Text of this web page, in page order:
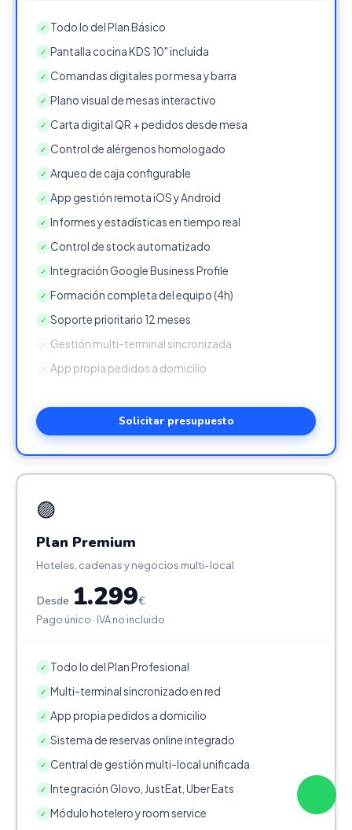
✓ Todo lo del Plan Básico
✓ Pantalla cocina KDS 10" incluida
✓ Comandas digitales por mesa y barra
✓ Plano visual de mesas interactivo
✓ Carta digital QR + pedidos desde mesa
✓ Control de alérgenos homologado
✓ Arqueo de caja configurable
✓ App gestión remota iOS y Android
✓ Informes y estadísticas en tiempo real
✓ Control de stock automatizado
✓ Integración Google Business Profile
✓ Formación completa del equipo (4h)
✓ Soporte prioritario 12 meses
Gestión multi-terminal sincronizada
App propia pedidos a domicilio
Solicitar presupuesto
🟣
Plan Premium
Hoteles, cadenas y negocios multi-local
Desde 1.299€
Pago único · IVA no incluido
✓ Todo lo del Plan Profesional
✓ Multi-terminal sincronizado en red
✓ App propia pedidos a domicilio
✓ Sistema de reservas online integrado
✓ Central de gestión multi-local unificada
✓ Integración Glovo, JustEat, Uber Eats
✓ Módulo hotelero y room service